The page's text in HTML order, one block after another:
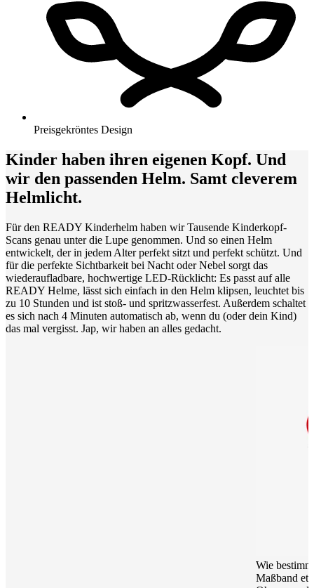
Preisgekröntes Design
Kinder haben ihren eigenen Kopf. Und
wir den passenden Helm. Samt cleverem
Helmlicht.
Für den READY Kinderhelm haben wir Tausende Kinderkopf-
Scans genau unter die Lupe genommen. Und so einen Helm
entwickelt, der in jedem Alter perfekt sitzt und perfekt schützt. Und
für die perfekte Sichtbarkeit bei Nacht oder Nebel sorgt das
wiederaufladbare, hochwertige LED-Rücklicht: Es passt auf alle
READY Helme, lässt sich einfach in den Helm klipsen, leuchtet bis
zu 10 Stunden und ist stoß- und spritzwasserfest. Außerdem schaltet
es sich nach 4 Minuten automatisch ab, wenn du (oder dein Kind)
das mal vergisst. Jap, wir haben an alles gedacht.
Wie
Maßband